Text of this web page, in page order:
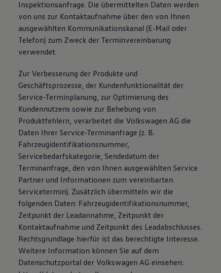
Inspektionsanfrage. Die übermittelten Daten werden
von uns zur Kontaktaufnahme über den von Ihnen
ausgewählten Kommunikationskanal (E-Mail oder
Telefon) zum Zweck der Terminvereinbarung
verwendet.
Zur Verbesserung der Produkte und
Geschäftsprozesse, der Kundenfunktionalität der
Service-Terminplanung, zur Optimierung des
Kundennutzens sowie zur Behebung von
Produktfehlern, verarbeitet die Volkswagen AG die
Daten Ihrer Service-Terminanfrage (z. B.
Fahrzeugidentifikationsnummer,
Servicebedarfskategorie, Sendedatum der
Terminanfrage, den von Ihnen ausgewählten Service
Partner und Informationen zum vereinbarten
Servicetermin). Zusätzlich übermitteln wir die
folgenden Daten: Fahrzeugidentifikationsnummer,
Zeitpunkt der Leadannahme, Zeitpunkt der
Kontaktaufnahme und Zeitpunkt des Leadabschlusses.
Rechtsgrundlage hierfür ist das berechtigte Interesse.
Weitere Information können Sie auf dem
Datenschutzportal der Volkswagen AG einsehen: